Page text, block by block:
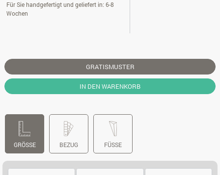
Für Sie handgefertigt und geliefert in: 6-8
Wochen
GRATISMUSTER
IN DEN WARENKORB
GRÖSSE BEZUG FÜSSE